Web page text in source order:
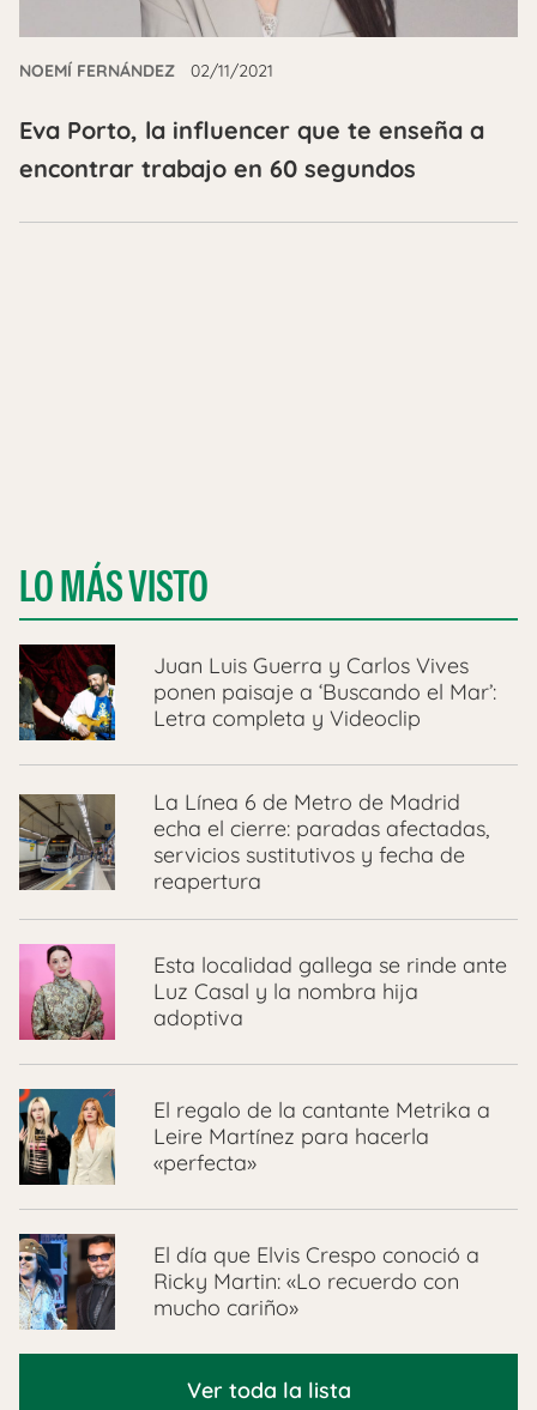
NOEMÍ FERNÁNDEZ 02/11/2021
Eva Porto, la influencer que te enseña a
encontrar trabajo en 60 segundos
LO MÁS VISTO
Juan Luis Guerra y Carlos Vives
ponen paisaje a ‘Buscando el Mar’:
Letra completa y Videoclip
La Línea 6 de Metro de Madrid
echa el cierre: paradas afectadas,
servicios sustitutivos y fecha de
reapertura
Esta localidad gallega se rinde ante
Luz Casal y la nombra hija
adoptiva
El regalo de la cantante Metrika a
Leire Martínez para hacerla
«perfecta»
El día que Elvis Crespo conoció a
Ricky Martin: «Lo recuerdo con
mucho cariño»
Ver toda la lista